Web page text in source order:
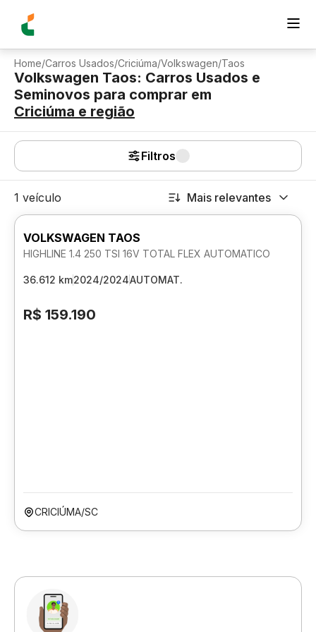
Home/Carros Usados/Criciúma/Volkswagen/Taos
Volkswagen Taos: Carros Usados e
Seminovos para comprar em
Criciúma e região
Filtros
1 veículo Mais relevantes
VOLKSWAGEN TAOS
HIGHLINE 1.4 250 TSI 16V TOTAL FLEX AUTOMATICO
36.612 km2024/2024AUTOMAT.
R$ 159.190
CRICIÚMA/SC